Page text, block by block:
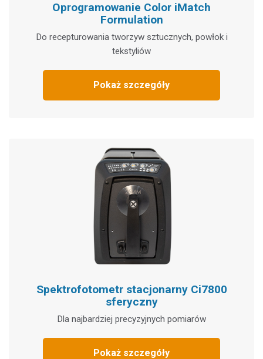
Oprogramowanie Color iMatch
Formulation
Do recepturowania tworzyw sztucznych, powłok i
tekstyliów
Pokaż szczegóły
Spektrofotometr stacjonarny Ci7800
sferyczny
Dla najbardziej precyzyjnych pomiarów
Pokaż szczegóły